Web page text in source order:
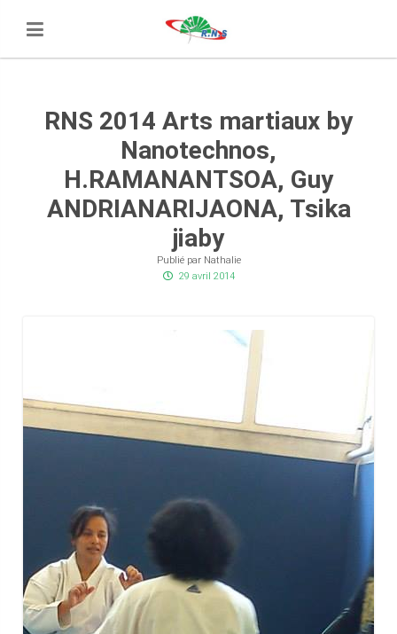
RNS 2014 Arts martiaux by
Nanotechnos,
H.RAMANANTSOA, Guy
ANDRIANARIJAONA, Tsika
jiaby
Publié par Nathalie
29 avril 2014